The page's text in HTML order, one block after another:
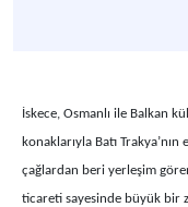
İskece, Osmanlı ile Balkan
konaklarıyla Batı
çağlardan beri yerleşim
ticareti sayesinde büyük bir